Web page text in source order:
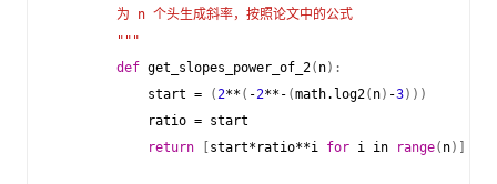
        为 n 个头生成斜率，按照论文中的公式
        """
def get_slopes_power_of_2( n):
start = (2** ( -2**- (math. log2( n) -3)))
ratio = start
return
start* ratio**i for i in range( n)]